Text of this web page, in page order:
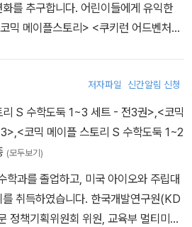
를 추구합니다. 어린이들에게 유익한
믹 메이플스토리> <쿠키런 어드벤처>
저자파일 신간알림 신청
리 S 수학도둑 1~3 세트 - 전3권>,<코믹
,<코믹 메이플 스토리 S 수학도둑 1~2
(모두보기)
학과를 졸업하고, 미국 아이오와 주립대
취득하였습니다. 한국개발연구원(KD
위원회 위원, 교육부 멀티미디